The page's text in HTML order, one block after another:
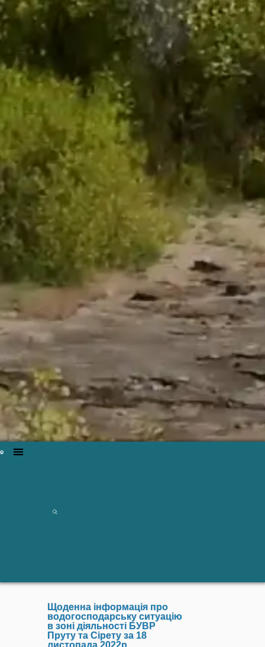
Щоденна інформація про
водогосподарську ситуацію
в зоні діяльності БУВР
Пруту та Сірету за 18
листопада 2022р.